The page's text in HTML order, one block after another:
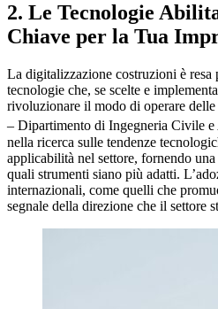
2. Le Tecnologie
Chiave per la Tua
La digitalizzazione costruzioni è resa
tecnologie che, se scelte e
rivoluzionare il modo di operare
– Dipartimento di Ingegneria Civile e
nella ricerca sulle tendenze
applicabilità nel settore, fornendo
quali strumenti siano più adatti.
internazionali, come quelli che
segnale della direzione che il settore